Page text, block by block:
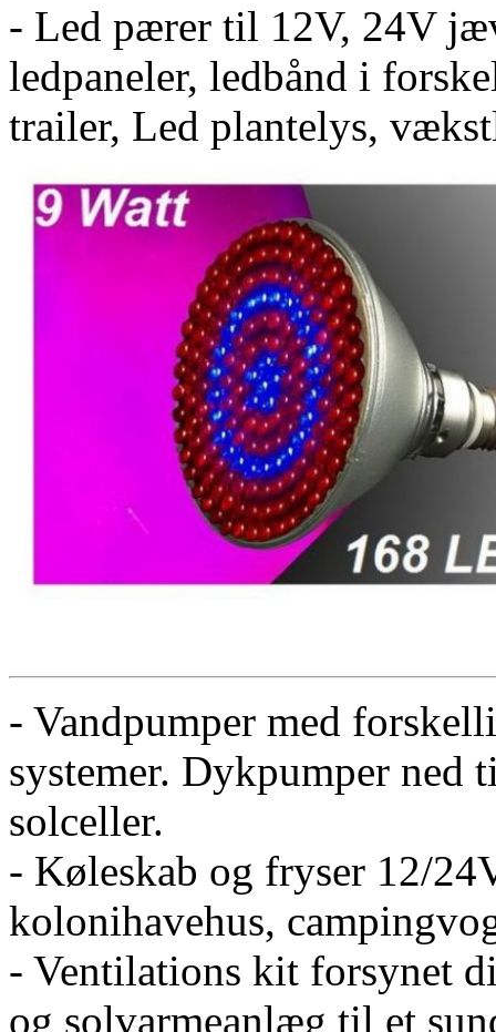
- Led pærer til 12V, 24V
ledpaneler, ledbånd i
trailer, Led plantelys,
- Vandpumper med
systemer. Dykpumper ned
solceller.
- Køleskab og fryser 12/
kolonihavehus,
- Ventilations kit forsynet
og solvarmeanlæg til et